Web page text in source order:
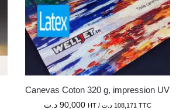
Canevas Coton 320 g, impression UV
90,000 د.ت HT / 108,171 د.ت TTC